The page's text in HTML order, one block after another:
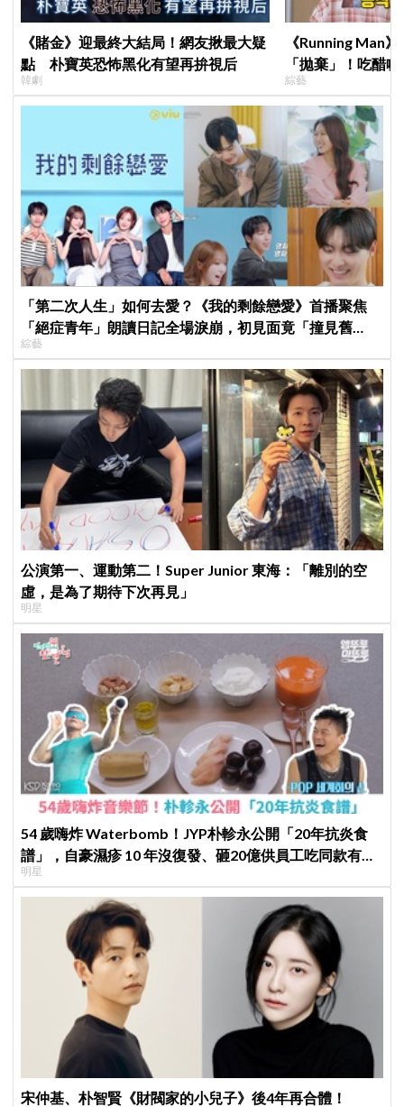
《賭金》迎最終大結局！網友揪最大疑
點 朴寶英恐怖黑化有望再拚視后
韓劇
《Running Man
「拋棄」！吃醋
跑
綜藝
「第二次人生」如何去愛？《我的剩餘戀愛》首播聚焦
「絕症青年」朗讀日記全場淚崩，初見面竟「撞見舊
識」！
綜藝
公演第一、運動第二！Super Junior 東海：「離別的空
虛，是為了期待下次再見」
明星
54 歲嗨炸 Waterbomb！JYP朴軫永公開「20年抗炎食
譜」，自豪濕疹 10 年沒復發、砸20億供員工吃同款有機
餐
明星
宋仲基、朴智賢《財閥家的小兒子》後4年再合體！